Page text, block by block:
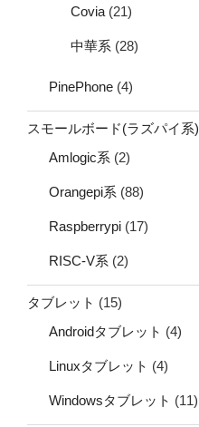
Covia (21)
中華系 (28)
PinePhone (4)
スモールボード(ラズパイ系)
Amlogic系 (2)
Orangepi系 (88)
Raspberrypi (17)
RISC-V系 (2)
タブレット (15)
Androidタブレット (4)
Linuxタブレット (4)
Windowsタブレット (11)